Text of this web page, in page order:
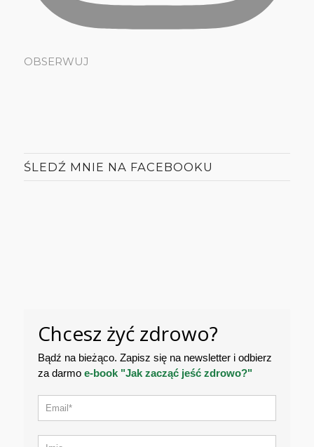
OBSERWUJ
ŚLEDŹ MNIE NA FACEBOOKU
Chcesz żyć zdrowo?
Bądź na bieżąco. Zapisz się na newsletter i odbierz
za darmo e-book "Jak zacząć jeść zdrowo?"